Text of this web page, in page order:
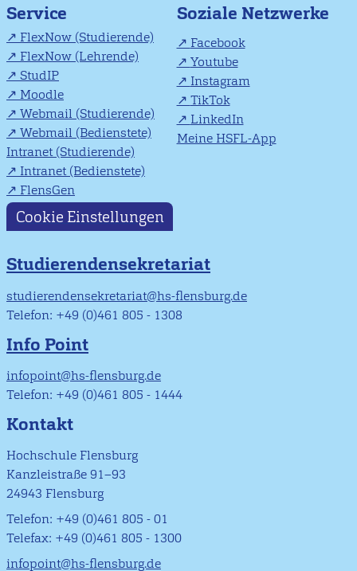
Service
FlexNow (Studierende)
FlexNow (Lehrende)
StudIP
Moodle
Webmail (Studierende)
Webmail (Bedienstete)
Intranet (Studierende)
Intranet (Bedienstete)
FlensGen
Soziale Netzwerke
Facebook
Youtube
Instagram
TikTok
LinkedIn
Meine HSFL-App
Cookie Einstellungen
Studierendensekretariat
studierendensekretariat@hs-flensburg.de
Telefon: +49 (0)461 805 - 1308
Info Point
infopoint@hs-flensburg.de
Telefon: +49 (0)461 805 - 1444
Kontakt
Hochschule Flensburg
Kanzleistraße 91–93
24943 Flensburg
Telefon: +49 (0)461 805 - 01
Telefax: +49 (0)461 805 - 1300
infopoint@hs-flensburg.de